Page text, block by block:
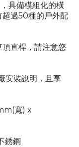
，具備模組化的橫
超過50種的戶外配
直桿，請注意您
安裝說明， 且享
寬) x
銹鋼